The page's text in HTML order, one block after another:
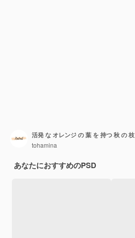
活発 な オレンジ の 葉 を 持つ 秋 の 枝
tohamina
あなたにおすすめのPSD